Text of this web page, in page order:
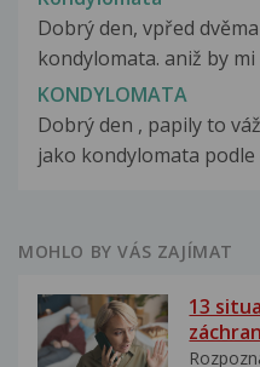
Dobrý den, vpřed
kondylomata. aniž by mi
KONDYLOMATA
Dobrý den , papily to
jako kondylomata podle
MOHLO BY VÁS ZAJÍMAT
13